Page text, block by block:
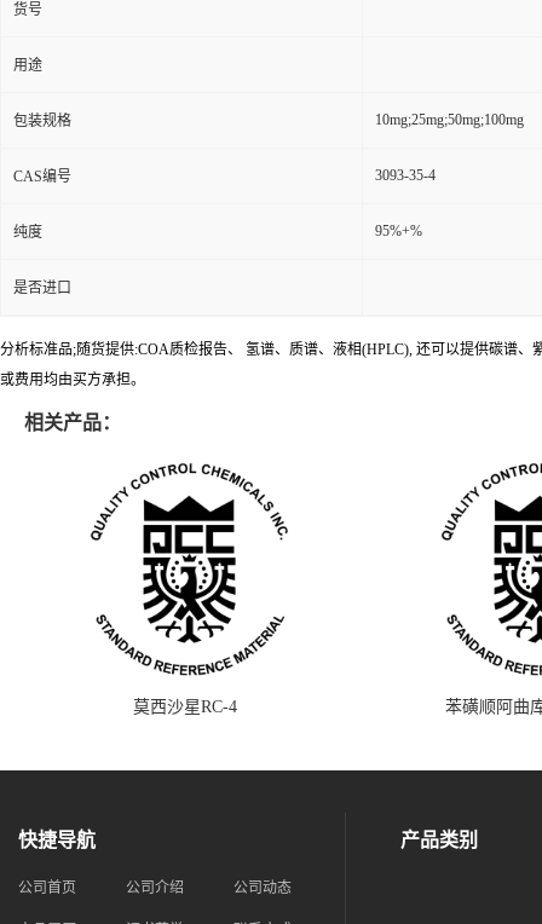
货号
用途
包装规格 10mg;25mg;50mg;100mg
CAS编号 3093-35-4
纯度 95%+%
是否进口
分析标准品;随货提供:COA质检报告、 氢谱、质谱、液相(HPLC), 还可以提供碳谱
或费用均由买方承担。
相关产品：
莫西沙星RC-4 苯磺顺阿曲
快捷导航
公司首页 公司介绍 公司动态
产品类别